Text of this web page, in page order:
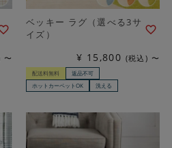
〜
ベッキー ラグ（選べる3サ
イズ）
¥ 15,800 税込 〜
配送料無料
返品不可
ホットカーペットOK
洗える